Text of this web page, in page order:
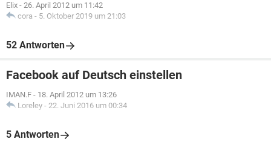
Elix - 26. April 2012 um 11:42
cora - 5. Oktober 2019 um 21:03
52 Antworten
Facebook auf Deutsch einstellen
IMAN.F - 18. April 2012 um 13:26
Loreley - 22. Juni 2016 um 00:34
5 Antworten